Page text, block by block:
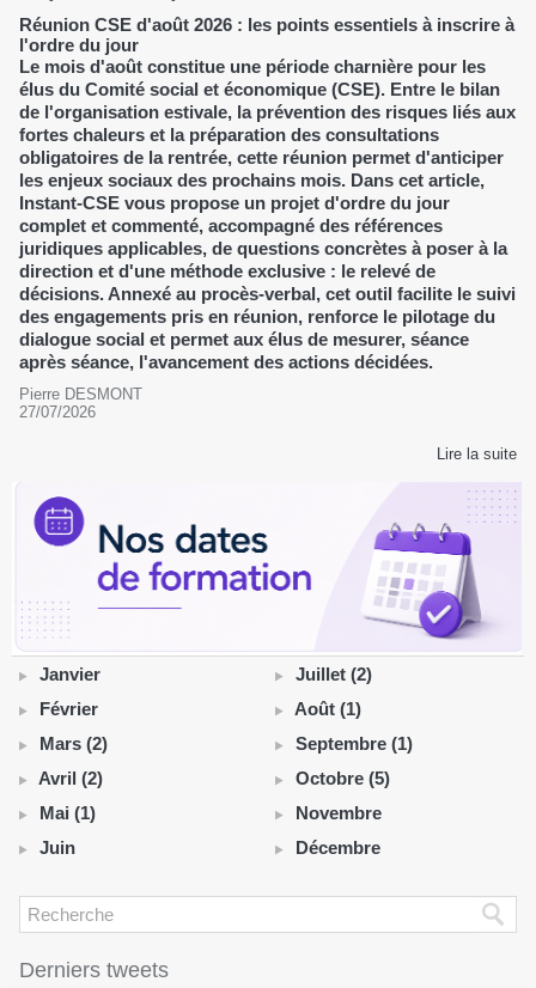
Réunion CSE d'août 2026 : les points essentiels à inscrire à
l'ordre du jour
Le mois d'août constitue une période charnière pour les
élus du Comité social et économique (CSE). Entre le bilan
de l'organisation estivale, la prévention des risques liés aux
fortes chaleurs et la préparation des consultations
obligatoires de la rentrée, cette réunion permet d'anticiper
les enjeux sociaux des prochains mois. Dans cet article,
Instant-CSE vous propose un projet d'ordre du jour
complet et commenté, accompagné des références
juridiques applicables, de questions concrètes à poser à la
direction et d'une méthode exclusive : le relevé de
décisions. Annexé au procès-verbal, cet outil facilite le suivi
des engagements pris en réunion, renforce le pilotage du
dialogue social et permet aux élus de mesurer, séance
après séance, l'avancement des actions décidées.
Pierre DESMONT
27/07/2026
Lire la suite
Janvier
Février
Mars (2)
Avril (2)
Mai (1)
Juin
Juillet (2)
Août (1)
Septembre (1)
Octobre (5)
Novembre
Décembre
Derniers tweets